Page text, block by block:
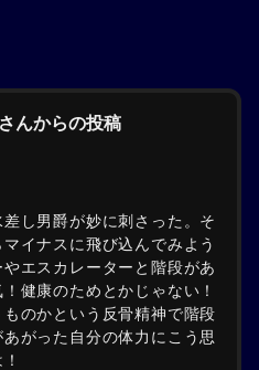
んからの投稿
し男爵が妙に刺さった。そ
イナスに飛び込んでみよう
エスカレーターと階段があ
健康のためとかじゃない！
のかという反骨精神で階段
がった自分の体力にこう思